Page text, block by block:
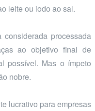
leite ou iodo ao sal.
processada
ao objetivo final de
possível. Mas o ímpeto
nobre.
lucrativo para empresas